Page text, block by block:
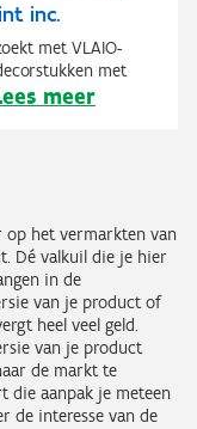
inc.
met VLAIO-
met
meer
op het vermarkten van
Dé valkuil die je hier
in de
van je product of
heel veel geld.
van je product
de markt te
die aanpak je meteen
de interesse van de